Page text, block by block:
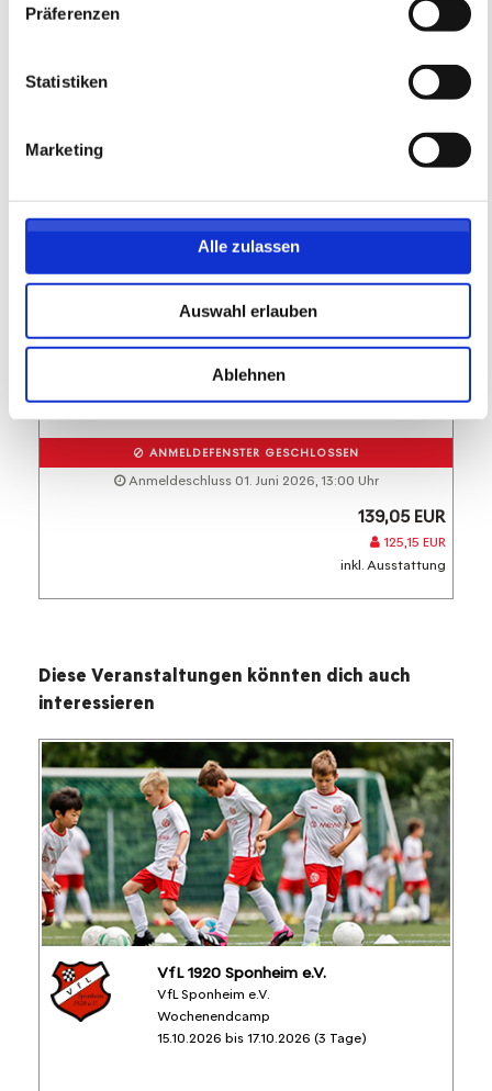
Präferenzen
Statistiken
Marketing
Alle zulassen
Auswahl erlauben
Ablehnen
TuS Katzenelnbogen/Klingelbach
TuS Katzenelnbogen/Klingelbach 1896/1946
e.V.
05.06.2026 bis 07.06.2026 (0 zukünftige
Termine)
ANMELDEFENSTER GESCHLOSSEN
Anmeldeschluss 01. Juni 2026, 13:00 Uhr
139,05 EUR
125,15 EUR
inkl. Ausstattung
Diese Veranstaltungen könnten dich auch
interessieren
VfL 1920 Sponheim e.V.
VfL Sponheim e.V.
Wochenendcamp
15.10.2026 bis 17.10.2026 (3 Tage)